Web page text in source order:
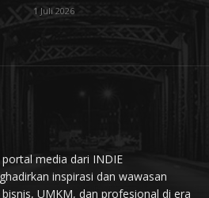
1 Juli 2026
media dari INDIE
inspirasi dan wawasan
UMKM, dan profesional di era